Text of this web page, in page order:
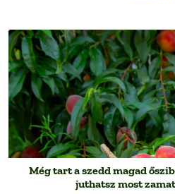
Még tart a szedd magad
juthatsz most